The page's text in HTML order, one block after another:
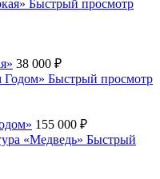
Быстрый просмотр
38 000 ₽
Быстрый просмотр
155 000 ₽
Быстрый